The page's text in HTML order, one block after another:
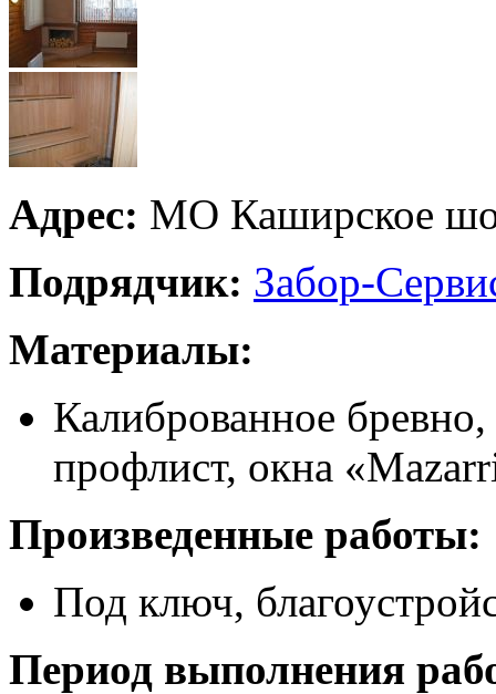
Адрес: МО Каширское
Подрядчик: Забор-
Материалы:
Калиброванное
профлист, окна
Произведенные работы:
Под ключ,
Период выполнения